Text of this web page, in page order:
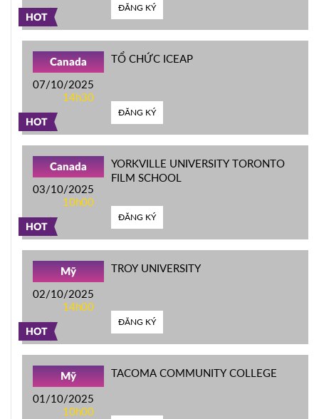
HOT
ĐĂNG KÝ
HOT
Canada
07/10/2025
14h30
TỔ CHỨC ICEAP
ĐĂNG KÝ
HOT
Canada
03/10/2025
10h00
YORKVILLE UNIVERSITY TORONTO
FILM SCHOOL
ĐĂNG KÝ
HOT
Mỹ
02/10/2025
14h00
TROY UNIVERSITY
ĐĂNG KÝ
Mỹ
01/10/2025
10h00
TACOMA COMMUNITY COLLEGE